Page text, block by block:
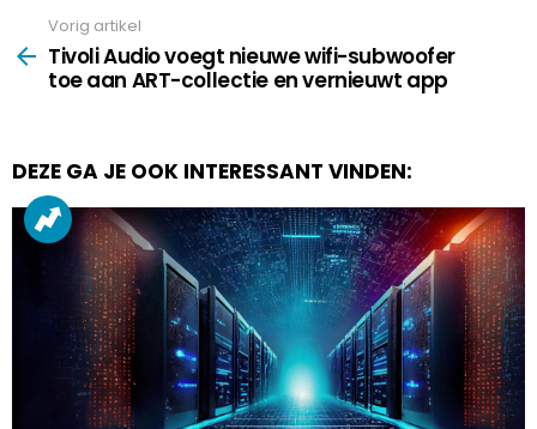
more
Vorig artikel
Tivoli Audio voegt nieuwe wifi-subwoofer
toe aan ART-collectie en vernieuwt app
DEZE GA JE OOK INTERESSANT VINDEN: